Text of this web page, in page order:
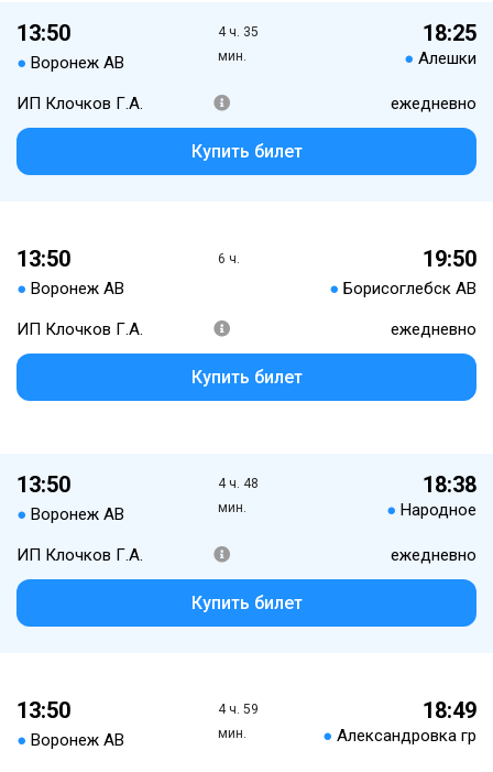
13:50
● Воронеж АВ
4 ч. 35
мин.
18:25
● Алешки
ИП Клочков Г.А. ежедневно
Купить билет
13:50
● Воронеж АВ
6 ч. 19:50
● Борисоглебск АВ
ИП Клочков Г.А. ежедневно
Купить билет
13:50
● Воронеж АВ
4 ч. 48
мин.
18:38
● Народное
ИП Клочков Г.А. ежедневно
Купить билет
13:50
● Воронеж АВ
4 ч. 59
мин.
18:49
● Александровка гр